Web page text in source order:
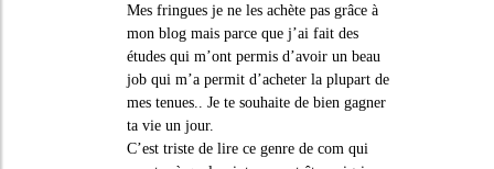
Mes fringues je ne les achète pas grâce à
mon blog mais parce que j’ai fait des
études qui m’ont permis d’avoir un beau
job qui m’a permit d’acheter la plupart de
mes tenues.. Je te souhaite de bien gagner
ta vie un jour.
C’est triste de lire ce genre de com qui